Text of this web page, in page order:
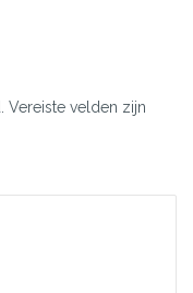
Vereiste velden zijn